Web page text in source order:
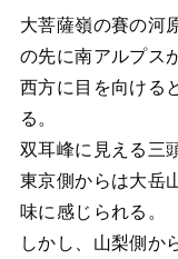
大菩薩嶺の賽の河
の先に南アルプス
西方に目を向ける
る。
双耳峰に見える三
東京側からは大岳
味に感じられる。
しかし、山梨側か